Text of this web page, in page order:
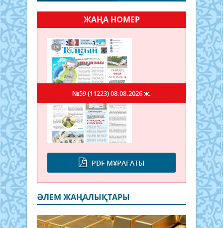
ЖАҢА НОМЕР
PDF МҰРАҒАТЫ
№59 (11223)08.08.2026 ж.
ӘЛЕМ ЖАҢАЛЫҚТАРЫ